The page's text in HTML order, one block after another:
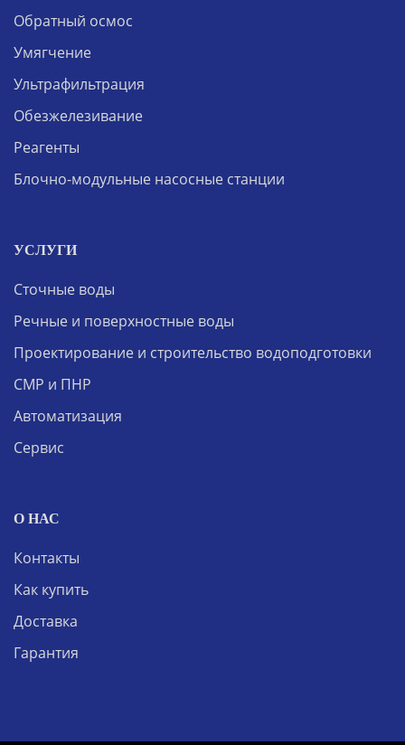
Обратный осмос
Умягчение
Ультрафильтрация
Обезжелезивание
Реагенты
Блочно-модульные насосные станции
УСЛУГИ
Сточные воды
Речные и поверхностные воды
Проектирование и строительство водоподготовки
СМР и ПНР
Автоматизация
Сервис
О НАС
Контакты
Как купить
Доставка
Гарантия